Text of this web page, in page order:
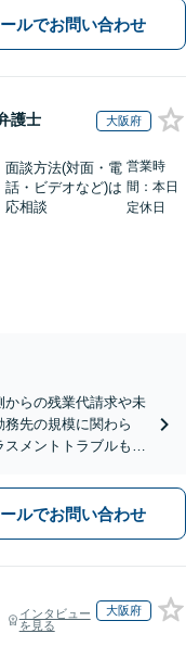
ルでお問い合わせ
護士 大阪府
面談方法(対面・電
話・ビデオなど)は
応相談
営業時
間：本日
定休日
からの残業代請求や未
先の規模に関わら
メントトラブルもご
ルでお問い合わせ
インタビュー
を見る
大阪府